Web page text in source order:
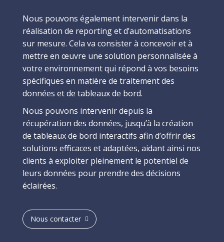
Nous pouvons également intervenir dans la
réalisation de reporting et d’automatisations
sur mesure. Cela va consister à concevoir et à
mettre en œuvre une solution personnalisée à
votre environnement qui répond à vos besoins
spécifiques en matière de traitement des
données et de tableaux de bord.
Nous pouvons intervenir depuis la
récupération des données, jusqu’à la création
de tableaux de bord interactifs afin d’offrir des
solutions efficaces et adaptées, aidant ainsi nos
clients à exploiter pleinement le potentiel de
leurs données pour prendre des décisions
éclairées.
Nous contacter